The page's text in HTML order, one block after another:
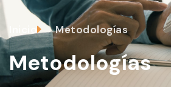
Metodologías
Metodologías